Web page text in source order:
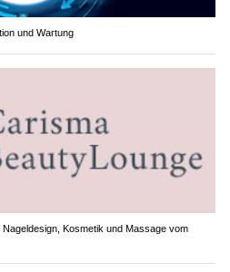
und Wartung
Kosmetik und Massage vom